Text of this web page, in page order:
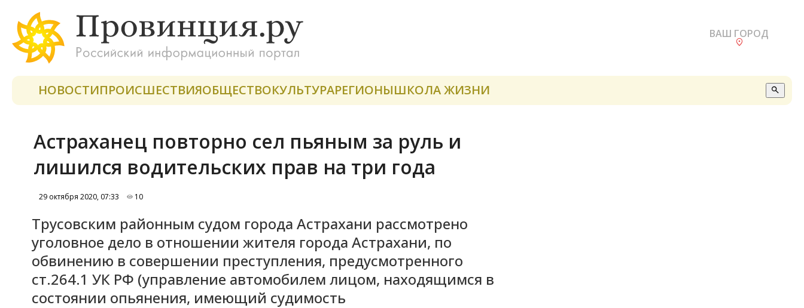
ВАШ ГОРОД
НОВОСТИПРОИСШЕСТВИЯОБЩЕСТВОКУЛЬТУРАРЕГИОНЫШКОЛА ЖИЗНИ
Астраханец повторно сел пьяным за руль и
лишился водительских прав на три года
29 октября 2020, 07:33 10
Трусовским районным судом города Астрахани рассмотрено
уголовное дело в отношении жителя города Астрахани, по
обвинению в совершении преступления, предусмотренного
ст.264.1 УК РФ (управление автомобилем лицом, находящимся в
состоянии опьянения, имеющий судимость